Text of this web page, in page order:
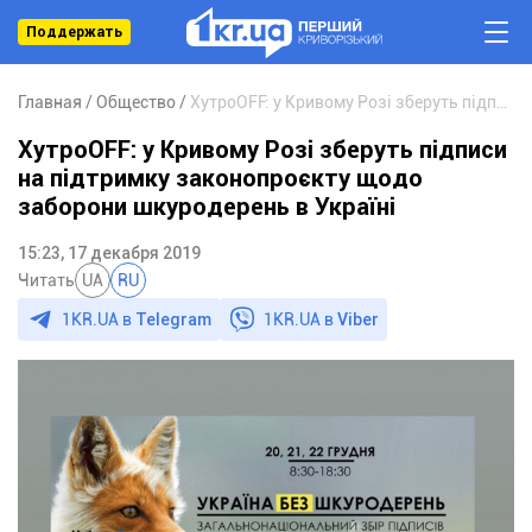
Поддержать
Главная Общество
ХутроOFF: у Кривому Розі зберуть підписи
на підтримку законопроєкту щодо
заборони шкуродерень в Україні
15:23, 17 декабря 2019
Читать UA RU
1KR.UA в Telegram 1KR.UA вViber